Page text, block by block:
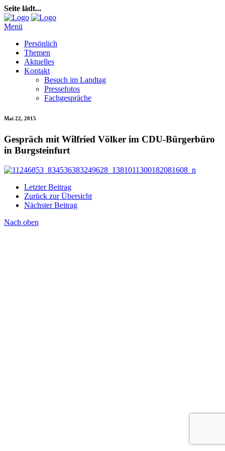
Seite lädt...
Menü
Persönlich
Themen
Aktuelles
Kontakt
Besuch im Landtag
Pressefotos
Fachgespräche
Mai 22, 2015
Gespräch mit Wilfried Völker im CDU-Bürgerbüro
in Burgsteinfurt
Letzter Beitrag
Zurück zur Übersicht
Nächster Beitrag
Nach oben